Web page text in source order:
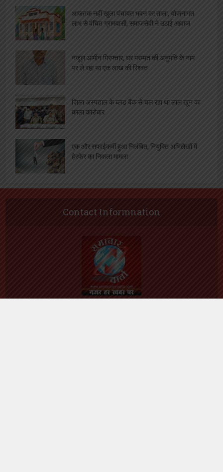
आजतक नहीं खुला पंचायत भवन का ताला, योजनागत
लाभ से वंचित ग्रामवासी, समाजसेवी ने उठाई आवाज
नजूल आमीन गिरफ्तार, घर मरम्मत की अनुमति के नाम
पर ले रहा था एक लाख की रिश्वत
ज़िला अस्पताल के ब्लड बैंक से चल रहा था लाल खून का
काला कारोबार
एक और सफाईकर्मी हुआ निलंबित, नियुक्ति अभिलेखों में
हेरफेर का निकला मामला
Contact Informnation